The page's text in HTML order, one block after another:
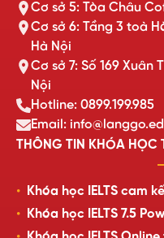
Cơ sở 5: Tòa Châu
Cơ sở 6: Tầng 3 toà
Hà Nội
Cơ sở 7: Số 169 Xuân
Nội
Hotline: 0899.199.985
Email:
THÔNG TIN KHÓA HỌC
Khóa học IELTS cam
Khóa học IELTS 7.5